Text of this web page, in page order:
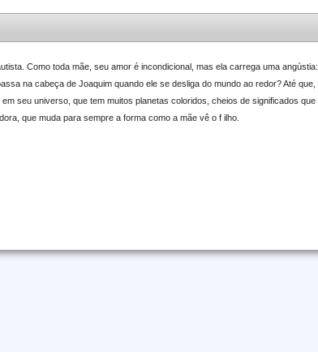
Como toda mãe, seu amor é incondicional, mas ela carrega uma
na cabeça de Joaquim quando ele se desliga do mundo ao redor? Até
seu universo, que tem muitos planetas coloridos, cheios de significados
que muda para sempre a forma como a mãe vê o f ilho.